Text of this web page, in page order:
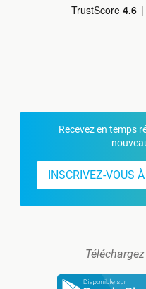
Recevez en temps
INSCRIVEZ-VOUS